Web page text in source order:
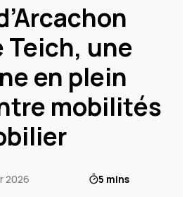
Teich, une
en plein
mobilités
2026
5 mins
J'appelle un conseiller
Je suis rappelé(e)
Je prends RDV